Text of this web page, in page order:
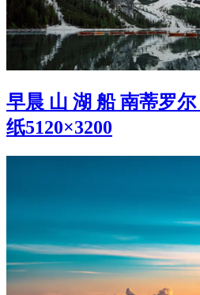
早晨 山 湖 船 南蒂罗
纸5120×3200